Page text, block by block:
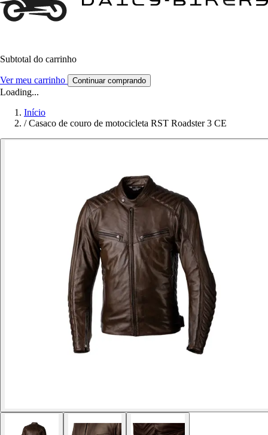
Subtotal do carrinho
Ver meu carrinho Continuar comprando
Loading...
Início
/ Casaco de couro de motocicleta RST Roadster 3 CE